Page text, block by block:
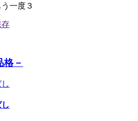
一度３
格－